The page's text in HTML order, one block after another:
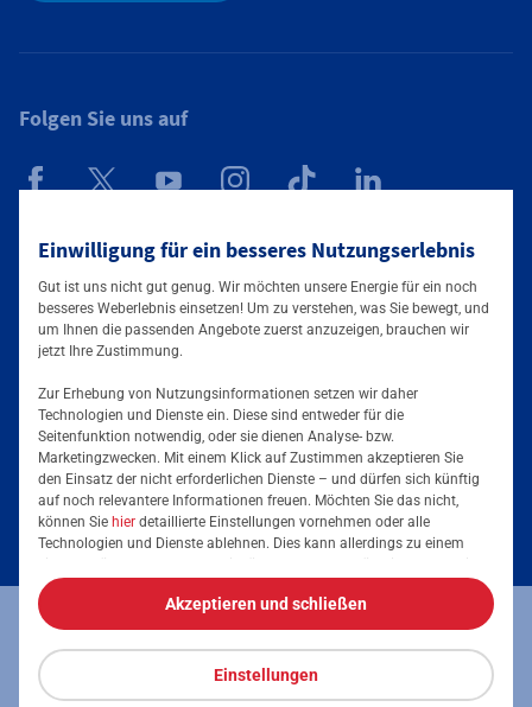
Einwilligung für ein besseres Nutzungserlebnis
Gut ist uns nicht gut genug. Wir möchten unsere Energie für ein noch
besseres Weberlebnis einsetzen! Um zu verstehen, was Sie bewegt, und
um Ihnen die passenden Angebote zuerst anzuzeigen, brauchen wir
jetzt Ihre Zustimmung.
Zur Erhebung von Nutzungsinformationen setzen wir daher
Technologien und Dienste ein. Diese sind entweder für die
Seitenfunktion notwendig, oder sie dienen Analyse- bzw.
Marketingzwecken. Mit einem Klick auf Zustimmen akzeptieren Sie
den Einsatz der nicht erforderlichen Dienste – und dürfen sich künftig
auf noch relevantere Informationen freuen. Möchten Sie das nicht,
können Sie hier detaillierte Einstellungen vornehmen oder alle
Technologien und Dienste ablehnen. Dies kann allerdings zu einem
jederzeit die volle Kontrolle über Ihre Daten, denn die Auswahl kann
jederzeit geändert werden. Weitere Informationen zur Mainova finden
Sie imImpressumund in denDatenschutzhinweisen.
Einstellungen
Akzeptieren und schließen
Folgen Sie uns auf
Mainova App
Tarife & Angebote
Strom für Zuhause
Erdgas für Zuhause
Elektromobilität
Energieausweis erstellen
Stromanbieter in Ihrer Region
Services & Informationen
Podcast
Umzugsmeldung
Impressum Datenschutz Vertrag kündigen
Vertrag widerrufen Barrierefreiheit